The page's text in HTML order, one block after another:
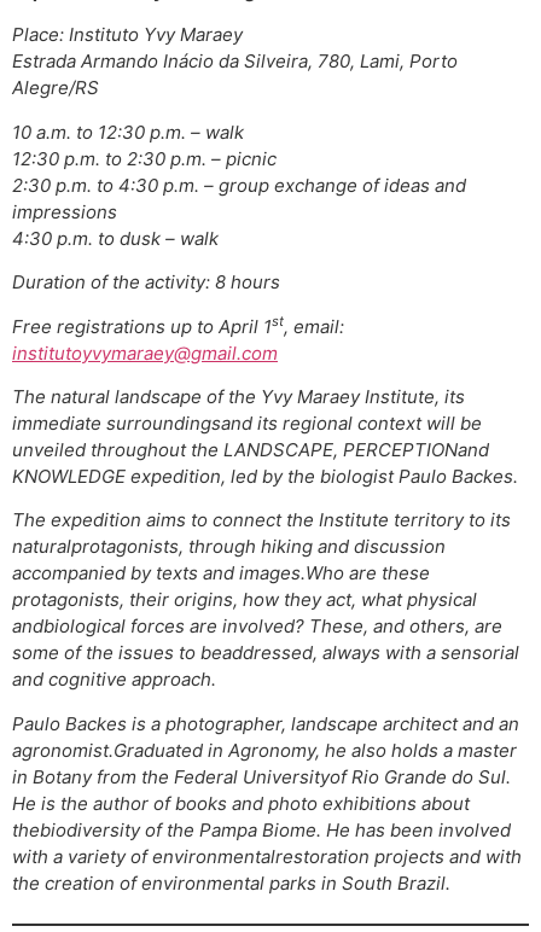
Place: Instituto Yvy Maraey
Estrada Armando Inácio da Silveira, 780, Lami, Porto
Alegre/RS
10 a.m. to 12:30 p.m. – walk
12:30 p.m. to 2:30 p.m. – picnic
2:30 p.m. to 4:30 p.m. – group exchange of ideas and
impressions
4:30 p.m. to dusk – walk
Duration of the activity: 8 hours
Free registrations up to April 1st, email:
institutoyvymaraey@gmail.com
The natural landscape of the Yvy Maraey Institute, its
immediate surroundingsand its regional context will be
unveiled throughout the LANDSCAPE, PERCEPTIONand
KNOWLEDGE expedition, led by the biologist Paulo Backes.
The expedition aims to connect the Institute territory to its
naturalprotagonists, through hiking and discussion
accompanied by texts and images.Who are these
protagonists, their origins, how they act, what physical
andbiological forces are involved? These, and others, are
some of the issues to beaddressed, always with a sensorial
and cognitive approach.
Paulo Backes is a photographer, landscape architect and an
agronomist.Graduated in Agronomy, he also holds a master
in Botany from the Federal Universityof Rio Grande do Sul.
He is the author of books and photo exhibitions about
thebiodiversity of the Pampa Biome. He has been involved
with a variety of environmentalrestoration projects and with
the creation of environmental parks in South Brazil.